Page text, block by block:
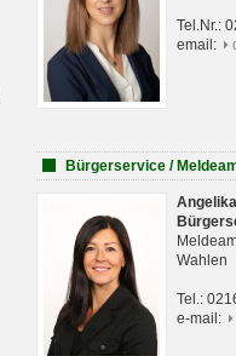
Tel.Nr.:
email:
Bürgerservice /
Wahlen
Tel.:
e-mail: